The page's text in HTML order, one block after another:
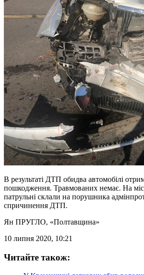
В результаті ДТП обидва автомобілі
пошкодження. Травмованих немає. На
патрульні склали на порушника
спричинення ДТП.
Ян ПРУГЛО, «Полтавщина»
10 липня 2020, 10:21
Читайте також: